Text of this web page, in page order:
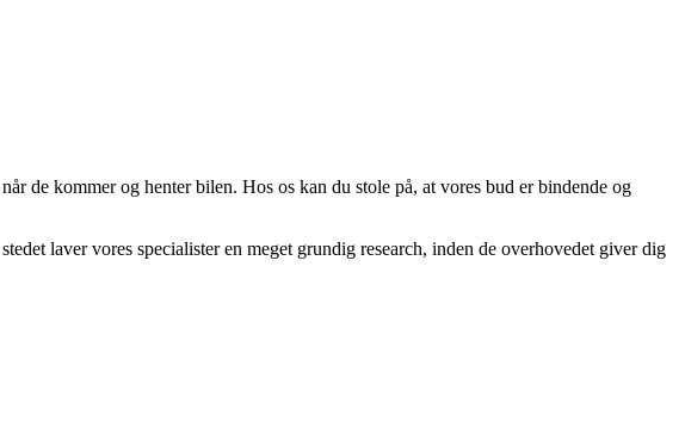
de kommer og henter bilen. Hos os kan du stole på, at vores bud er bindende og
laver vores specialister en meget grundig research, inden de overhovedet giver dig